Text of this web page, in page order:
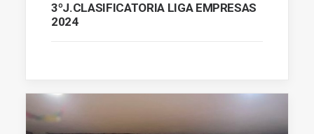
3ºJ.CLASIFICATORIA LIGA EMPRESAS
2024